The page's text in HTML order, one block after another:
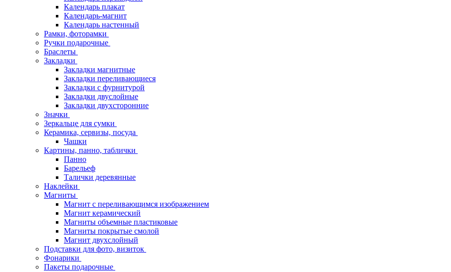
Календарь плакат
Календарь-магнит
Календарь настенный
Рамки, фоторамки
Ручки подарочные
Браслеты
Закладки
Закладки магнитные
Закладки переливающиеся
Закладки с фурнитурой
Закладки двуслойные
Закладки двухсторонние
Значки
Зеркальце для сумки
Керамика, сервизы, посуда
Чашки
Картины, панно, таблички
Панно
Барельеф
Талички деревянные
Наклейки
Магниты
Магнит с переливающимся изображением
Магнит керамический
Магниты объемные пластиковые
Магниты покрытые смолой
Магнит двухслойный
Подставки для фото, визиток
Фонарики
Пакеты подарочные